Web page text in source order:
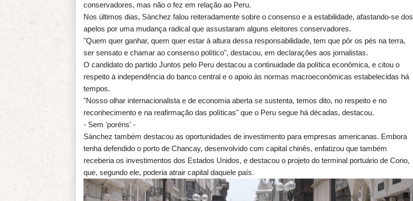
conservadores, mas não o fez em relação ao Peru.
Nos últimos dias, Sánchez falou reiteradamente sobre o consenso e a estabilidade, afastando-se dos
apelos por uma mudança radical que assustaram alguns eleitores conservadores.
"Quem quer ganhar, quem quer estar à altura dessa responsabilidade, tem que pôr os pés na terra,
ser sensato e chamar ao consenso político", destacou, em declarações aos jornalistas.
O candidato do partido Juntos pelo Peru destacou a continuidade da política econômica, e citou o
respeito à independência do banco central e o apoio às normas macroeconômicas estabelecidas há
tempos.
"Nosso olhar internacionalista e de economia aberta se sustenta, temos dito, no respeito e no
reconhecimento e na reafirmação das políticas" que o Peru segue há décadas, destacou.
- Sem 'poréns' -
Sánchez também destacou as oportunidades de investimento para empresas americanas. Embora
tenha defendido o porto de Chancay, desenvolvido com capital chinês, enfatizou que também
receberia os investimentos dos Estados Unidos, e destacou o projeto do terminal portuário de Corio,
que, segundo ele, poderia atrair capital daquele país.